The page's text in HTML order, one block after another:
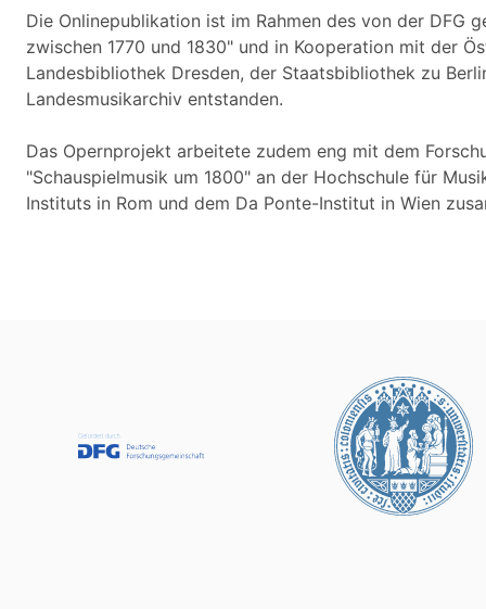
Die Onlinepublikation ist im Rahmen des von der DFG
zwischen 1770 und 1830" und in Kooperation mit der
Landesbibliothek Dresden, der Staatsbibliothek zu
Landesmusikarchiv entstanden.
Das Opernprojekt arbeitete zudem eng mit dem
"Schauspielmusik um 1800" an der Hochschule für
Instituts in Rom und dem Da Ponte-Institut in Wien